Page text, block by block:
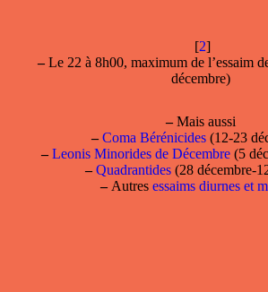
[2]
–Le 22 à 8h00, maximum de l’essaim
décembre)
–Mais aussi
– Coma Bérénicides (12-23
– Leonis Minorides de Décembre (5
– Quadrantides(28 décembre-
–Autres essaims diurnes et